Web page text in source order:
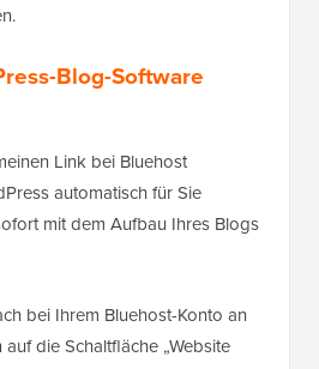
Blog-Software
Link bei Bluehost
automatisch für Sie
mit dem Aufbau Ihres Blogs
bei Ihrem Bluehost-Konto an
die Schaltfläche „Website